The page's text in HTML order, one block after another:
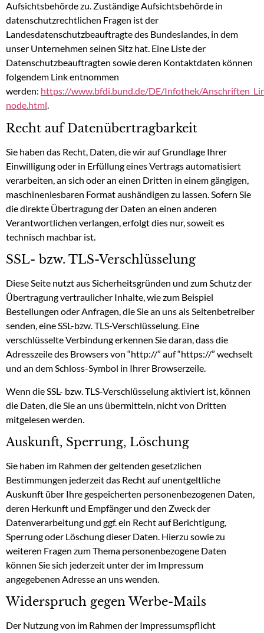
Aufsichtsbehörde zu. Zuständige Aufsichtsbehörde in
datenschutzrechtlichen Fragen ist der
Landesdatenschutzbeauftragte des Bundeslandes, in dem
unser Unternehmen seinen Sitz hat. Eine Liste der
Datenschutzbeauftragten sowie deren Kontaktdaten können
folgendem Link entnommen
werden: https://www.bfdi.bund.de/DE/Infothek/
node.html.
Recht auf Datenübertragbarkeit
Sie haben das Recht, Daten, die wir auf Grundlage Ihrer
Einwilligung oder in Erfüllung eines Vertrags automatisiert
verarbeiten, an sich oder an einen Dritten in einem gängigen,
maschinenlesbaren Format aushändigen zu lassen. Sofern Sie
die direkte Übertragung der Daten an einen anderen
Verantwortlichen verlangen, erfolgt dies nur, soweit es
technisch machbar ist.
SSL- bzw. TLS-Verschlüsselung
Diese Seite nutzt aus Sicherheitsgründen und zum Schutz der
Übertragung vertraulicher Inhalte, wie zum Beispiel
Bestellungen oder Anfragen, die Sie an uns als Seitenbetreiber
senden, eine SSL-bzw. TLS-Verschlüsselung. Eine
verschlüsselte Verbindung erkennen Sie daran, dass die
Adresszeile des Browsers von “http://” auf “https://” wechselt
und an dem Schloss-Symbol in Ihrer Browserzeile.
Wenn die SSL- bzw. TLS-Verschlüsselung aktiviert ist, können
die Daten, die Sie an uns übermitteln, nicht von Dritten
mitgelesen werden.
Auskunft, Sperrung, Löschung
Sie haben im Rahmen der geltenden gesetzlichen
Bestimmungen jederzeit das Recht auf unentgeltliche
Auskunft über Ihre gespeicherten personenbezogenen Daten,
deren Herkunft und Empfänger und den Zweck der
Datenverarbeitung und ggf. ein Recht auf Berichtigung,
Sperrung oder Löschung dieser Daten. Hierzu sowie zu
weiteren Fragen zum Thema personenbezogene Daten
können Sie sich jederzeit unter der im Impressum
angegebenen Adresse an uns wenden.
Widerspruch gegen Werbe-Mails
Der Nutzung von im Rahmen der Impressumspflicht